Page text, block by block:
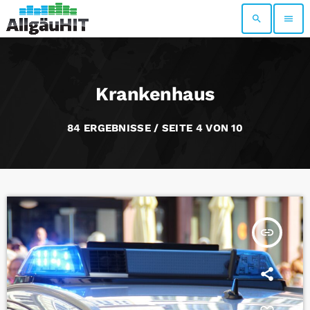
search menu
Krankenhaus
84 ERGEBNISSE / SEITE 4 VON 10
insert_link